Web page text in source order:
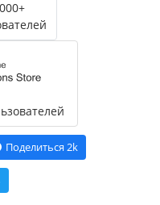
Поделиться 2k